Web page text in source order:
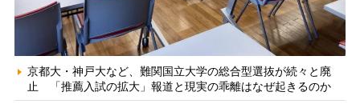
京都大・神戸大など、難関国立大学の総合型選抜が続々と廃
止 「推薦入試の拡大」報道と現実の乖離はなぜ起きるのか